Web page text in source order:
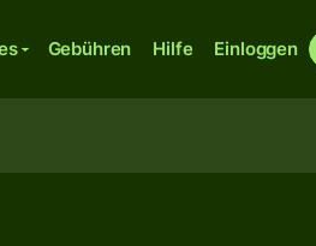
Gebühren Hilfe Einloggen